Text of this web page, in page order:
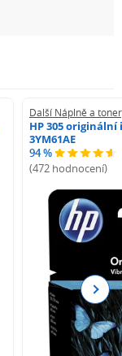
Další Náplně a
HP 305
3YM61AE
94 %
(472 hodnocení)
Next